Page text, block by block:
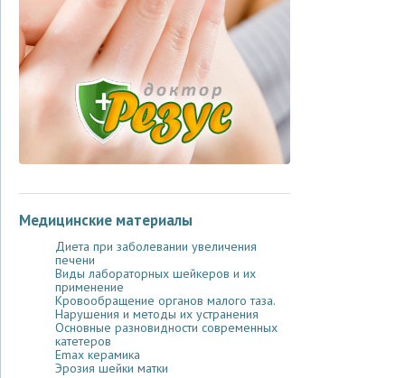
Медицинские материалы
Диета при заболевании увеличения
печени
Виды лабораторных шейкеров и их
применение
Кровообращение органов малого таза.
Нарушения и методы их устранения
Основные разновидности современных
катетеров
Emax керамика
Эрозия шейки матки